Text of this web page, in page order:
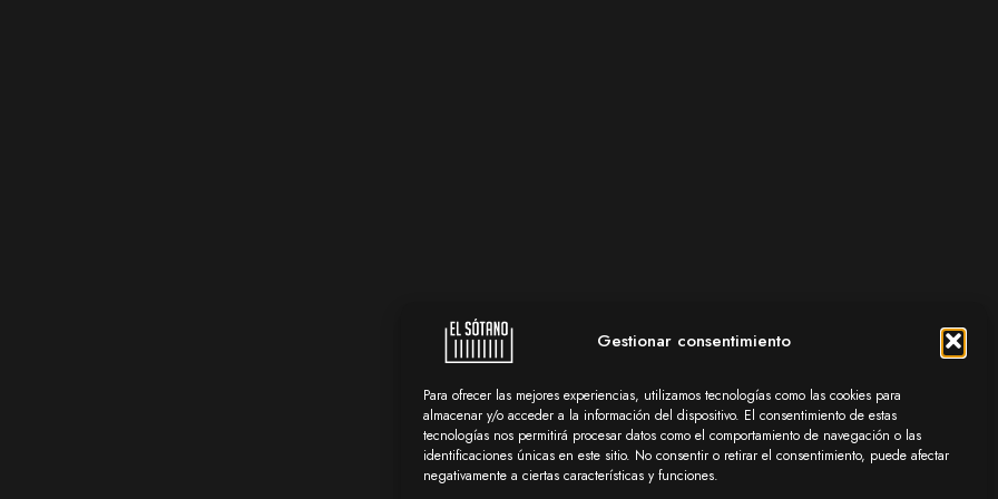
Gestionar consentimiento
Para ofrecer las mejores experiencias, utilizamos tecnologías como las cookies para
almacenar y/o acceder a la información del dispositivo. El consentimiento de estas
tecnologías nos permitirá procesar datos como el comportamiento de navegación o las
identificaciones únicas en este sitio. No consentir o retirar el consentimiento, puede afectar
negativamente a ciertas características y funciones.